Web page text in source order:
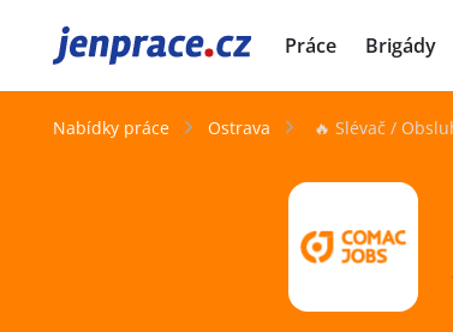
JenPráce.cz Práce Brigády
Nabídky práce Ostrava 🔥 Slévač /